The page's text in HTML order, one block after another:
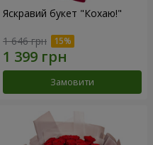
Яскравий букет "Кохаю!"
1 646 грн
Замовити